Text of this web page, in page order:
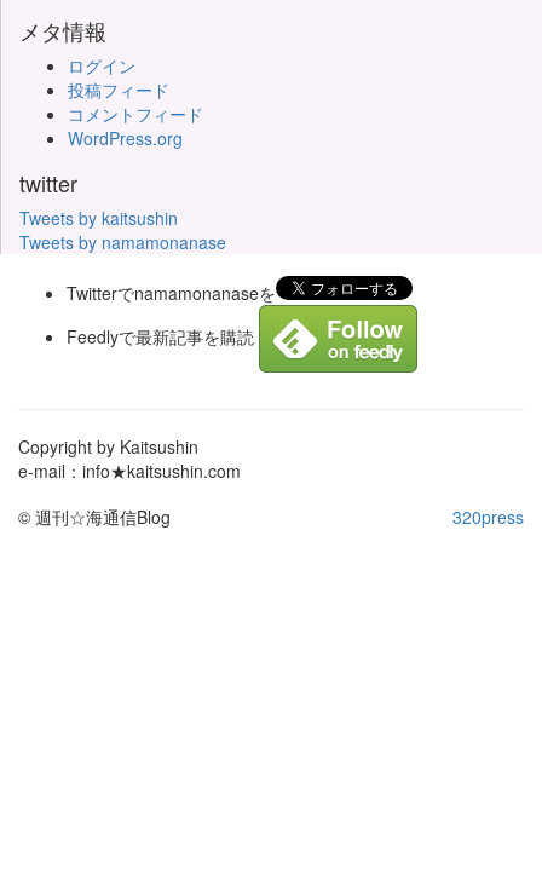
メタ情報
ログイン
投稿フィード
コメントフィード
WordPress.org
twitter
Tweets by kaitsushin
Tweets by namamonanase
Twitterでnamamonanaseを
Feedlyで最新記事を購読
Copyright by Kaitsushin
e-mail：info★kaitsushin.com
320press
© 週刊☆海通信Blog